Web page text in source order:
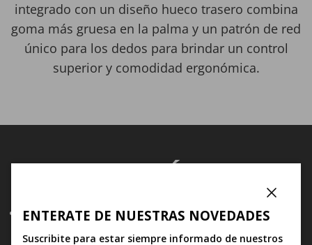
integrado con un diseño hueco trasero combina
goma más gruesa en la palma y un patrón de red
único para los dedos para brindar un control
superior y comodidad ergonómica.
CARACTERÍSTICAS
La innovadora estructura integrada mejora la calidad
ENTERATE DE NUESTRAS NOVEDADES
Suscribite para estar siempre informado de nuestros